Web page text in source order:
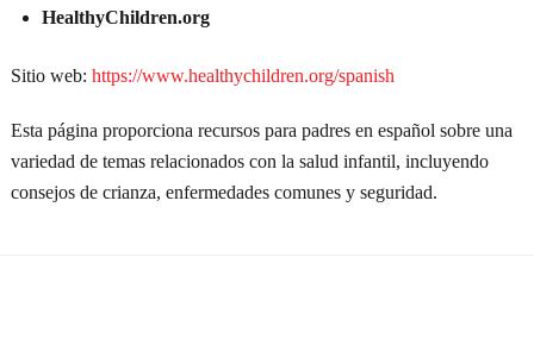
HealthyChildren.org
Sitio web: https://www.healthychildren.org/spanish
Esta página proporciona recursos para padres en español sobre una
variedad de temas relacionados con la salud infantil, incluyendo
consejos de crianza, enfermedades comunes y seguridad.